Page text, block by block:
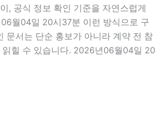
, 공식 정보 확인 기준을 자연스럽게
월04일 20시37분 이런 방식으로 구
문서는 단순 홍보가 아니라 계약 전 참
읽힐 수 있습니다. 2026년06월04일 20